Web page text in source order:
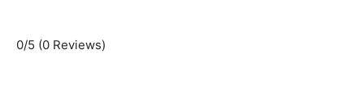
0/5 (0 Reviews)